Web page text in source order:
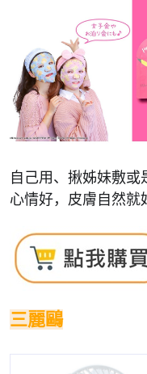
自己用、揪姊妹敷或
心情好，皮膚自然就
三麗鷗